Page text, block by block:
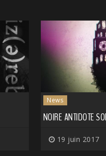
News
NOIRE ANTIDOTE
19 juin 2017